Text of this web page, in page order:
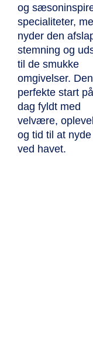
og
specialiteter,
nyder den
stemning og
til de smukke
omgivelser. Den
perfekte start
dag fyldt med
velvære,
og tid til at
ved havet.